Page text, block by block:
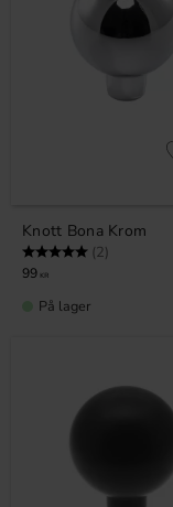
Knott Bona Krom
Karakter: (2)
99 KR
På lager